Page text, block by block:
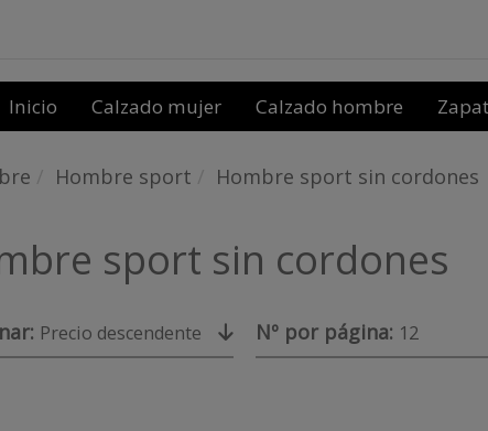
Inicio Calzado mujer Calzado hombre
Hombre sport Hombre sport sin cordones
sport sin cordones
Precio descendente Nº por página: 12